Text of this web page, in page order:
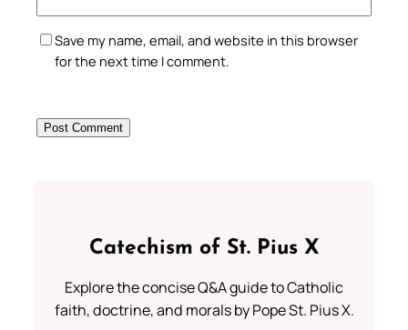
Save my name, email, and website in this browser
for the next time I comment.
Catechism of St. Pius X
Explore the concise Q&A guide to Catholic
faith, doctrine, and morals by Pope St. Pius X.